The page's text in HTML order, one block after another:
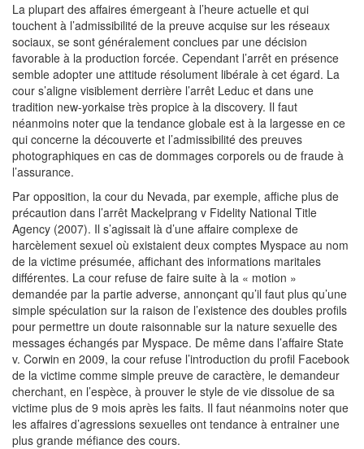
La plupart des affaires émergeant à l’heure actuelle et qui
touchent à l’admissibilité de la preuve acquise sur les réseaux
sociaux, se sont généralement conclues par une décision
favorable à la production forcée. Cependant l’arrêt en présence
semble adopter une attitude résolument libérale à cet égard. La
cour s’aligne visiblement derrière l’arrêt Leduc et dans une
tradition new-yorkaise très propice à la discovery. Il faut
néanmoins noter que la tendance globale est à la largesse en ce
qui concerne la découverte et l’admissibilité des preuves
photographiques en cas de dommages corporels ou de fraude à
l’assurance.
Par opposition, la cour du Nevada, par exemple, affiche plus de
précaution dans l’arrêt Mackelprang v Fidelity National Title
Agency (2007). Il s’agissait là d’une affaire complexe de
harcèlement sexuel où existaient deux comptes Myspace au nom
de la victime présumée, affichant des informations maritales
différentes. La cour refuse de faire suite à la « motion »
demandée par la partie adverse, annonçant qu’il faut plus qu’une
simple spéculation sur la raison de l’existence des doubles profils
pour permettre un doute raisonnable sur la nature sexuelle des
messages échangés par Myspace. De même dans l’affaire State
v. Corwin en 2009, la cour refuse l’introduction du profil Facebook
de la victime comme simple preuve de caractère, le demandeur
cherchant, en l’espèce, à prouver le style de vie dissolue de sa
victime plus de 9 mois après les faits. Il faut néanmoins noter que
les affaires d’agressions sexuelles ont tendance à entrainer une
plus grande méfiance des cours.